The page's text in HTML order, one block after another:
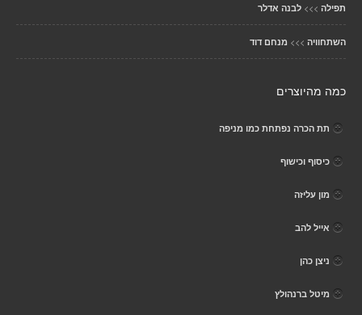
תפילה >>> לבנה אדלר
השתחוויה >>> מנחם דוד
כמה מהיוצרים
תת הכרה נפתחת כמו מניפה
כיסוף וכישוף
מון עליזה
אייל להב
ניצן כהן
מיטל ברנהולץ